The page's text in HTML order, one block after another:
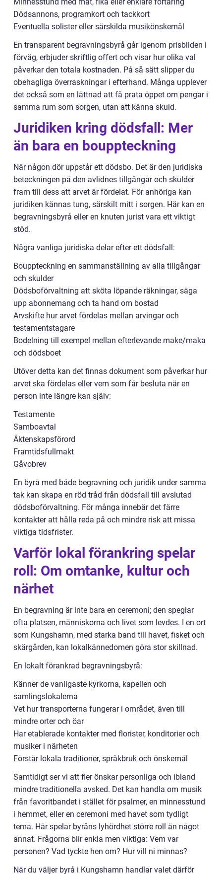
Dödsannons, programkort och tackkort
Eventuella solister eller särskilda musikönskemål
En transparent begravningsbyrå går igenom prisbilden i
förväg, erbjuder skriftlig offert och visar hur olika val
påverkar den totala kostnaden. På så sätt slipper du
obehagliga överraskningar i efterhand. Många upplever
det också som en lättnad att få prata öppet om pengar i
samma rum som sorgen, utan att känna skuld.
Juridiken kring dödsfall: Mer
än bara en bouppteckning
När någon dör uppstår ett dödsbo. Det är den juridiska
beteckningen på den avlidnes tillgångar och skulder
fram till dess att arvet är fördelat. För anhöriga kan
juridiken kännas tung, särskilt mitt i sorgen. Här kan en
begravningsbyrå eller en knuten jurist vara ett viktigt
stöd.
Några vanliga juridiska delar efter ett dödsfall:
Bouppteckning en sammanställning av alla tillgångar
och skulder
Dödsboförvaltning att sköta löpande räkningar, säga
upp abonnemang och ta hand om bostad
Arvskifte hur arvet fördelas mellan arvingar och
testamentstagare
Bodelning till exempel mellan efterlevande make/maka
och dödsboet
Utöver detta kan det finnas dokument som påverkar hur
arvet ska fördelas eller vem som får besluta när en
person inte längre kan själv:
Testamente
Samboavtal
Äktenskapsförord
Framtidsfullmakt
Gåvobrev
En byrå med både begravning och juridik under samma
tak kan skapa en röd tråd från dödsfall till avslutad
dödsboförvaltning. För många innebär det färre
kontakter att hålla reda på och mindre risk att missa
viktiga tidsfrister.
Varför lokal förankring spelar
roll: Om omtanke, kultur och
närhet
En begravning är inte bara en ceremoni; den speglar
ofta platsen, människorna och livet som levdes. I en ort
som Kungshamn, med starka band till havet, fisket och
skärgården, kan lokalkännedomen göra stor skillnad.
En lokalt förankrad begravningsbyrå:
Känner de vanligaste kyrkorna, kapellen och
samlingslokalerna
Vet hur transporterna fungerar i området, även till
mindre orter och öar
Har etablerade kontakter med florister, konditorier och
musiker i närheten
Förstår lokala traditioner, språkbruk och önskemål
Samtidigt ser vi att fler önskar personliga och ibland
mindre traditionella avsked. Det kan handla om musik
från favoritbandet i stället för psalmer, en minnesstund
i hemmet, eller en ceremoni med havet som tydligt
tema. Här spelar byråns lyhördhet större roll än något
annat. Frågorna blir enkla men viktiga: Vem var
personen? Vad tyckte hen om? Hur vill ni minnas?
När du väljer byrå i Kungshamn handlar valet därför